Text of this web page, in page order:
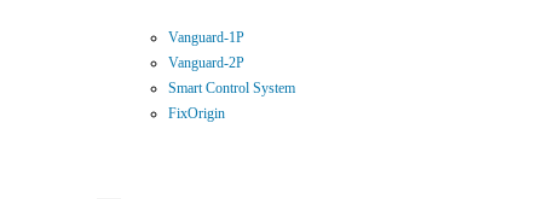
Vanguard-1P
Vanguard-2P
Smart Control System
FixOrigin